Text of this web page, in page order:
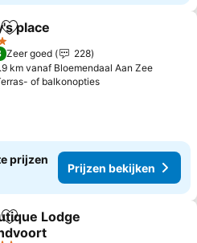
Toevoegen aan favorieten
place
Zeer goed
228
km vanaf Bloemendaal Aan Zee
of balkonopties
prijzen
Prijzen bekijken
Toevoegen aan favorieten
Lodge